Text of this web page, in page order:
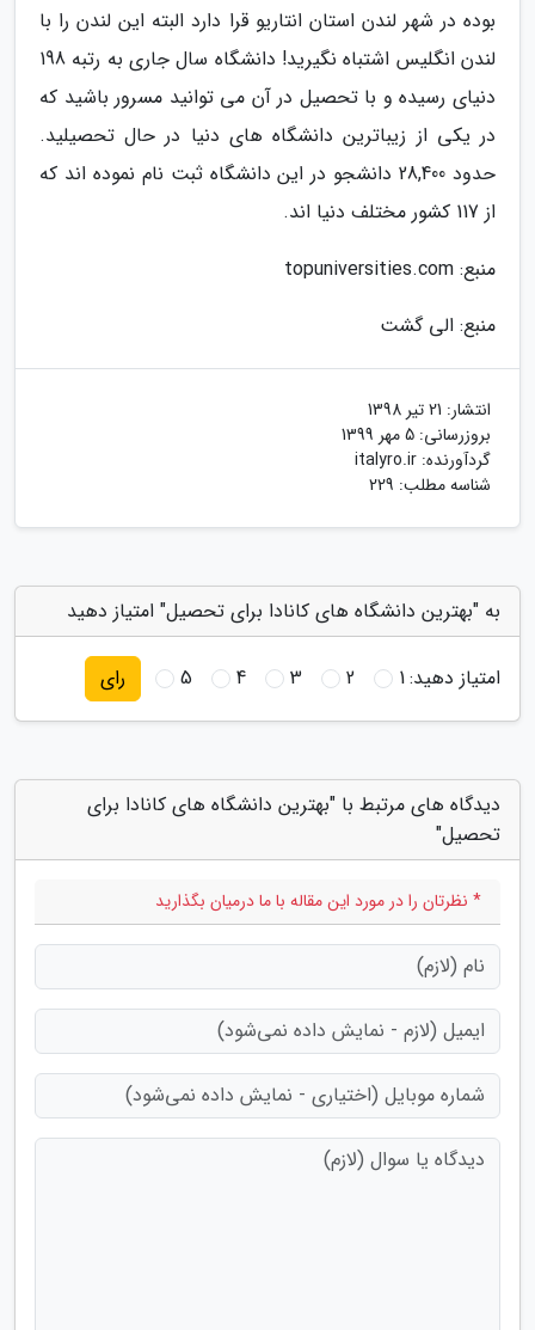
بوده در شهر لندن استان انتاریو قرا دارد البته این لندن را با
لندن انگلیس اشتباه نگیرید! دانشگاه سال جاری به رتبه 198
دنیای رسیده و با تحصیل در آن می توانید مسرور باشید که
در یکی از زیباترین دانشگاه های دنیا در حال تحصیلید.
حدود 28,400 دانشجو در این دانشگاه ثبت نام نموده اند که
از 117 کشور مختلف دنیا اند.
منبع: topuniversities.com
منبع: الی گشت
انتشار: 21 تیر 1398
بروزرسانی: 5 مهر 1399
گردآورنده: italyro.ir
شناسه مطلب: 229
به "بهترین دانشگاه های کانادا برای تحصیل" امتیاز دهید
امتیاز دهید:1
2
3
4
5 رای
دیدگاه های مرتبط با "بهترین دانشگاه های کانادا برای
تحصیل"
* نظرتان را در مورد این مقاله با ما درمیان بگذارید